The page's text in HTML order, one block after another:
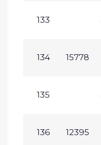
133
134 15778
135
136 12395